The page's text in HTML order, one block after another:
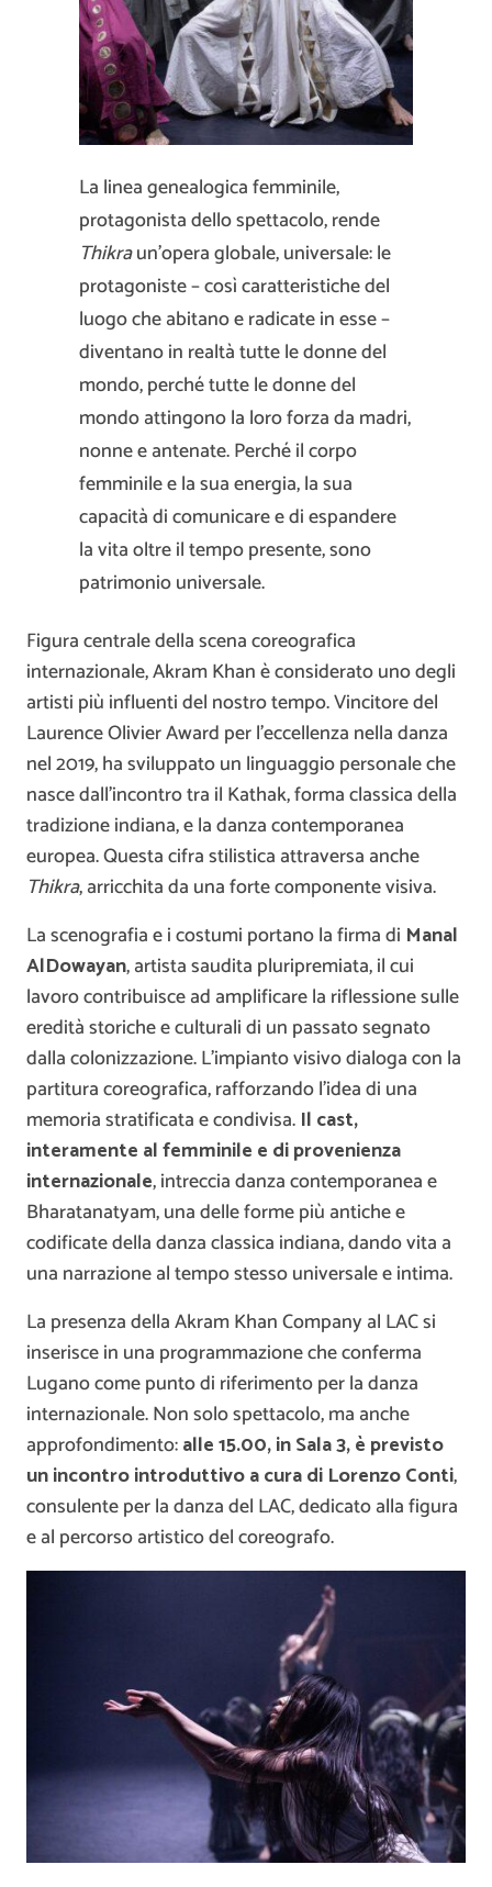
La linea genealogica femminile,
protagonista dello spettacolo, rende
Thikraun’opera globale, universale: le
protagoniste – così caratteristiche del
luogo che abitano e radicate in esse –
diventano in realtà tutte le donne del
mondo, perché tutte le donne del
mondo attingono la loro forza da madri,
nonne e antenate. Perché il corpo
femminile e la sua energia, la sua
capacità di comunicare e di espandere
la vita oltre il tempo presente, sono
patrimonio universale.
Figura centrale della scena coreografica
internazionale,Akram Khanè considerato uno degli
artisti più influenti del nostro tempo. Vincitore del
Laurence Olivier Award per l’eccellenza nella danza
nel 2019, ha sviluppato un linguaggio personale che
nasce dall’incontro tra il Kathak, forma classica della
tradizione indiana, e la danza contemporanea
europea. Questa cifra stilistica attraversa anche
Thikra, arricchita da una forte componente visiva.
La scenografia e i costumi portano la firma di Manal
AlDowayan, artista saudita pluripremiata, il cui
lavoro contribuisce ad amplificare la riflessione sulle
eredità storiche e culturali di un passato segnato
dalla colonizzazione. L’impianto visivo dialoga con la
partitura coreografica, rafforzando l’idea di una
memoria stratificata e condivisa. Il cast,
interamente al femminile e di provenienza
internazionale, intreccia danza contemporanea e
Bharatanatyam, una delle forme più antiche e
codificate della danza classica indiana, dando vita a
una narrazione al tempo stesso universale e intima.
La presenza della Akram Khan Company al LAC si
inserisce in una programmazione che conferma
Lugano come punto di riferimento per la danza
internazionale. Non solo spettacolo, ma anche
approfondimento:alle 15.00, in Sala 3, è previsto
un incontro introduttivo a cura di Lorenzo Conti,
consulente per la danza del LAC, dedicato alla figura
e al percorso artistico del coreografo.